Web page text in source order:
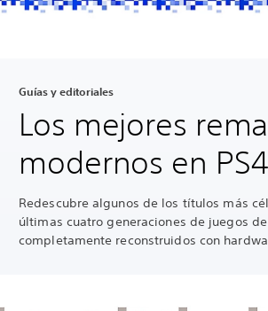
Guías y editoriales
Los mejores
modernos en
Redescubre algunos de los títulos más
últimas cuatro generaciones de juegos
completamente reconstruidos con